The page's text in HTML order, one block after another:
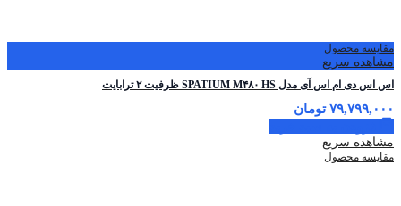
مقایسه محصول
مشاهده سریع
اس اس دی ام اس آی مدل SPATIUM M۴۸۰ HS ظرفیت ۲ ترابایت
۷۹,۷۹۹,۰۰۰ تومان
مشاهده سریع
مقایسه محصول